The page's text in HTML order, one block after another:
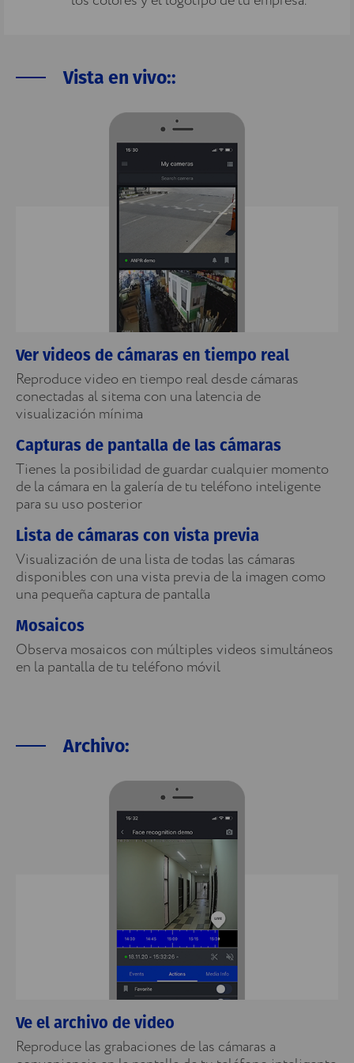
Vista en vivo::
Ver videos de cámaras en tiempo real
Reproduce video en tiempo real desde cámaras
conectadas al sitema con una latencia de
visualización mínima
Capturas de pantalla de las cámaras
Tienes la posibilidad de guardar cualquier momento
de la cámara en la galería de tu teléfono inteligente
para su uso posterior
Lista de cámaras con vista previa
Visualización de una lista de todas las cámaras
disponibles con una vista previa de la imagen como
una pequeña captura de pantalla
Mosaicos
Observa mosaicos con múltiples videos simultáneos
en la pantalla de tu teléfono móvil
Archivo:
Ve el archivo de video
Reproduce las grabaciones de las cámaras a